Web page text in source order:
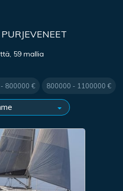
59 mallia
800000 € 800000 - 1100000 €